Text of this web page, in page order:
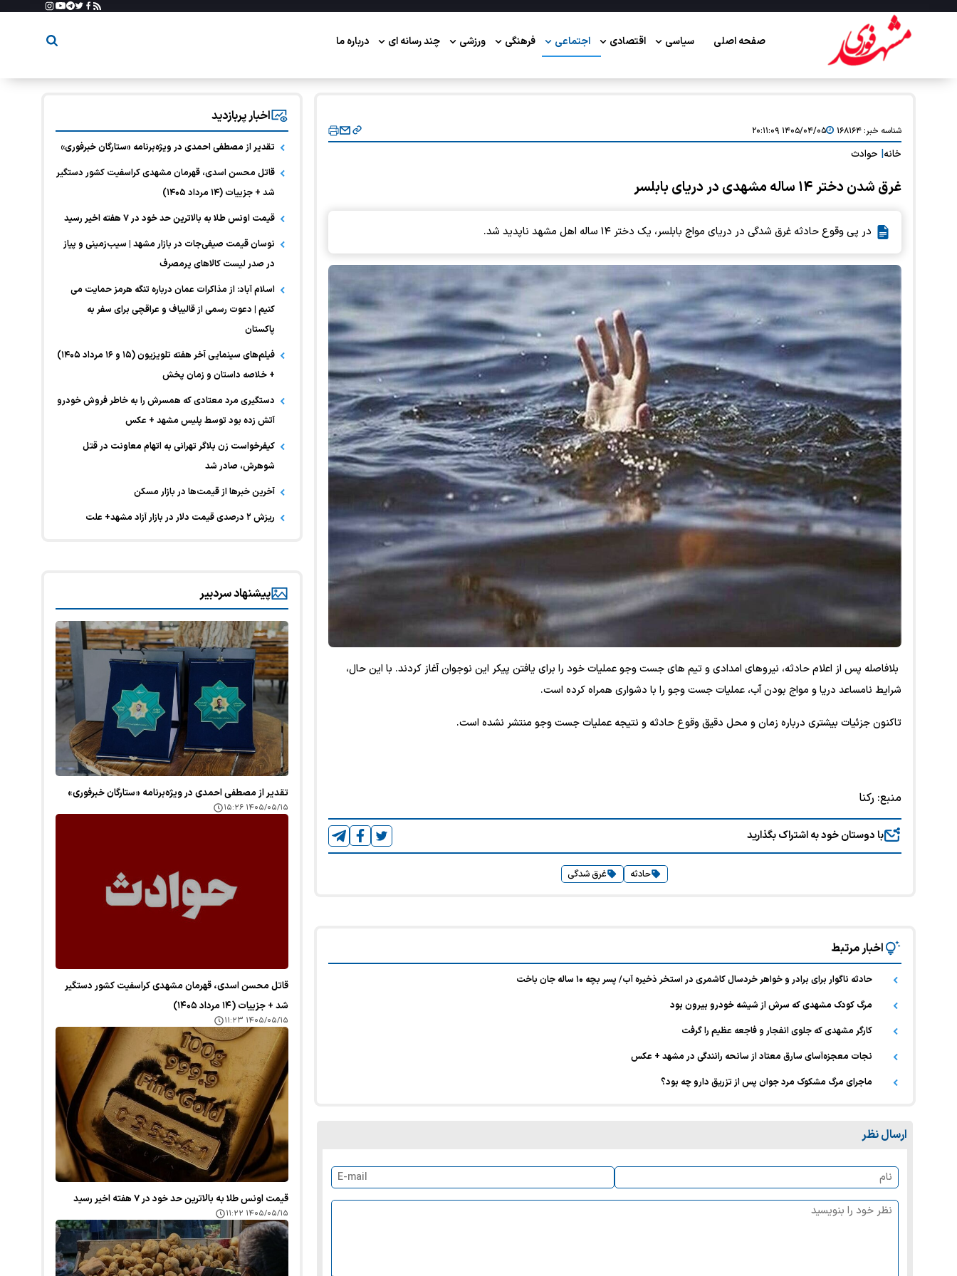
صفحه اصلی سیاسی اقتصادی اجتماعی فرهنگی ورزشی چند رسانه ای درباره ما
شناسه خبر:۱۶۸۱۶۴ ۱۴۰۵/۰۴/۰۵ ۲۰:۱۱:۰۹
خانه حوادث
غرق شدن دختر ۱۴ ساله مشهدی در دریای بابلسر
در پی وقوع حادثه غرق شدگی در دریای مواج بابلسر، یک دختر ۱۴ ساله اهل مشهد ناپدید شد.
بلافاصله پس از اعلام حادثه، نیروهای امدادی و تیم های جست وجو عملیات خود را برای یافتن پیکر این نوجوان آغاز کردند. با این حال،
شرایط نامساعد دریا و مواج بودن آب، عملیات جست وجو را با دشواری همراه کرده است.
تاکنون جزئیات بیشتری درباره زمان و محل دقیق وقوع حادثه و نتیجه عملیات جست وجو منتشر نشده است.
منبع: رکنا
با دوستان خود به اشتراک بگذارید
حادثه غرق شدگی
اخبار مرتبط
حادثه ناگوار برای برادر و خواهر خردسال کاشمری در استخر ذخیره آب/ پسر بچه ۱۰ ساله جان باخت
مرگ کودک مشهدی که سرش از شیشه خودرو بیرون بود
کارگر مشهدی که جلوی انفجار و فاجعه عظیم را گرفت
نجات معجزه‌آسای سارق معتاد از سانحه رانندگی در مشهد + عکس
ماجرای مرگ مشکوک مرد جوان پس از تزریق دارو چه بود؟
ارسال نظر
اخبار پربازدید
تقدیر از مصطفی احمدی در ویژه‌برنامه «ستارگان خبرفوری»
قاتل محسن اسدی، قهرمان مشهدی کراسفیت کشور دستگیر
شد + جزییات (۱۴ مرداد ۱۴۰۵)
قیمت اونس طلا به بالاترین حد خود در ۷ هفته اخیر رسید
نوسان قیمت صیفی‌جات در بازار مشهد | سیب‌زمینی و پیاز
در صدر لیست کالا‌های پرمصرف
اسلام آباد: از مذاکرات عمان درباره تنگه هرمز حمایت می
کنیم | دعوت رسمی از قالیباف و عراقچی برای سفر به
پاکستان
فیلم‌های سینمایی آخر هفته تلویزیون (۱۵ و ۱۶ مرداد ۱۴۰۵)
+ خلاصه داستان و زمان پخش
دستگیری مرد معتادی که همسرش را به خاطر فروش خودرو
آتش زده بود توسط پلیس مشهد + عکس
کیفرخواست زن بلاگر تهرانی به اتهام معاونت در قتل
شوهرش، صادر شد
آخرین خبر‌ها از قیمت‌ها در بازار مسکن
ریزش ۲ درصدی قیمت دلار در بازار آزاد مشهد+ علت
پیشنهاد سردبیر
تقدیر از مصطفی احمدی در ویژه‌برنامه «ستارگان خبرفوری»
۱۴۰۵/۰۵/۱۵ ۱۵:۲۶
قاتل محسن اسدی، قهرمان مشهدی کراسفیت کشور دستگیر
شد + جزییات (۱۴ مرداد ۱۴۰۵)
۱۴۰۵/۰۵/۱۵ ۱۱:۲۳
قیمت اونس طلا به بالاترین حد خود در ۷ هفته اخیر رسید
۱۴۰۵/۰۵/۱۵ ۱۱:۲۲